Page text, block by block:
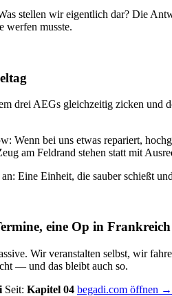
stellen wir eigentlich dar? Die
werfen musste.
drei AEGs gleichzeitig zicken
Wenn bei uns etwas repariert,
am Feldrand stehen statt mit
Eine Einheit, die sauber schießt
eine Op in Frankreich
Wir veranstalten selbst, wir
— und das bleibt auch so.
Seit: Kapitel 04 begadi.com öffnen →